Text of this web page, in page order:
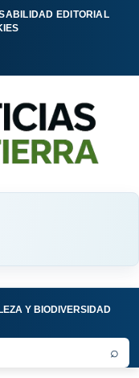
EDITORIAL
Y BIODIVERSIDAD
⌕